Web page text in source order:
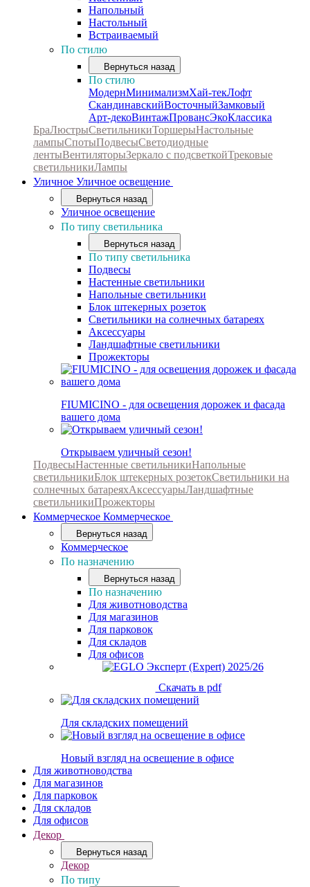
Напольный
Настольный
Встраиваемый
По стилю
Вернуться назад
По стилю
МодернМинимализмХай-текЛофт
СкандинавскийВосточныйЗамковый
Арт-декоВинтажПровансЭкоКлассика
БраЛюстрыСветильникиТоршерыНастольные
лампыСпотыПодвесыСветодиодные
лентыВентиляторыЗеркало с подсветкойТрековые
светильникиЛампы
Уличное Уличное освещение
Вернуться назад
Уличное освещение
По типу светильника
Вернуться назад
По типу светильника
Подвесы
Настенные светильники
Напольные светильники
Блок штекерных розеток
Светильники на солнечных батареях
Аксессуары
Ландшафтные светильники
Прожекторы
FIUMICINO - для освещения дорожек и фасада
вашего дома
Открываем уличный сезон!
ПодвесыНастенные светильникиНапольные
светильникиБлок штекерных розетокСветильники на
солнечных батареяхАксессуарыЛандшафтные
светильникиПрожекторы
Коммерческое Коммерческое
Вернуться назад
Коммерческое
По назначению
Вернуться назад
По назначению
Для животноводства
Для магазинов
Для парковок
Для складов
Для офисов
Скачать в pdf
Для складских помещений
Новый взгляд на освещение в офисе
Для животноводства
Для магазинов
Для парковок
Для складов
Для офисов
Декор
Вернуться назад
Декор
По типу